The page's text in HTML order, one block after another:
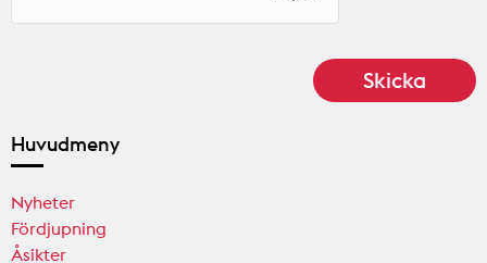
Huvudmeny
Nyheter
Fördjupning
Åsikter